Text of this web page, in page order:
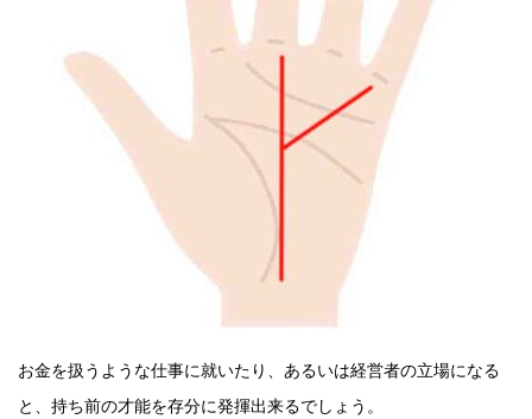
お金を扱うような仕事に就いたり、あるいは経営者の立場になる
と、持ち前の才能を存分に発揮出来るでしょう。